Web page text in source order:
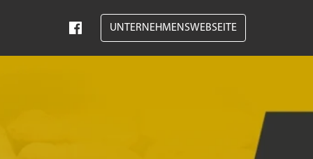
UNTERNEHMENSWEBSEITE